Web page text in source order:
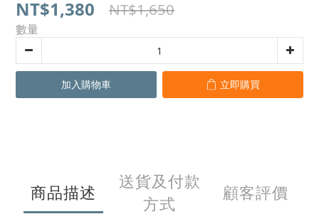
NT$1,380 NT$1,650
數量
加入購物車 立即購買
商品描述
送貨及付款
方式
顧客評價